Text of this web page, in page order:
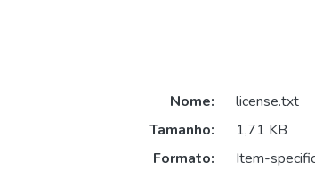
Nome:
license.txt
Tamanho:
1,71 KB
Formato:
Item-